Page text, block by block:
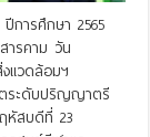
การศึกษา 2565
ารคาม วัน
แวดล้อมฯ
ตระดับปริญญาตรี
หัสบดีที่ 23